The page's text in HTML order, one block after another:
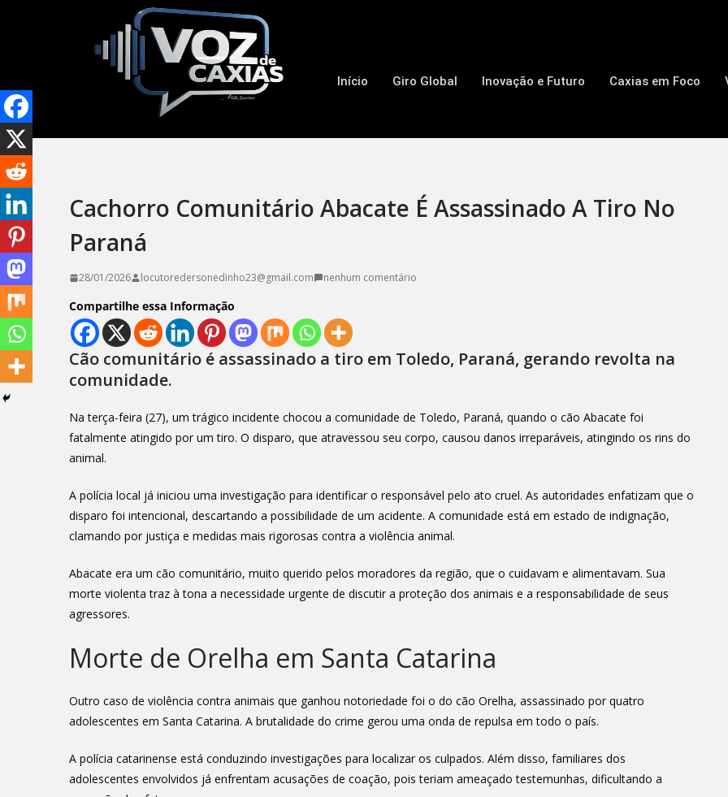
Início Giro Global Inovação e Futuro Caxias em Foco
Cachorro Comunitário Abacate É Assassinado A Tiro No
Paraná
28/01/2026 locutoredersonedinho23@gmail.com nenhum comentário
Compartilhe essa Informação
Cão comunitário é assassinado a tiro em Toledo, Paraná, gerando revolta na
comunidade.
Na terça-feira (27), um trágico incidente chocou a comunidade de Toledo, Paraná, quando o cão Abacate foi
fatalmente atingido por um tiro. O disparo, que atravessou seu corpo, causou danos irreparáveis, atingindo os rins do
animal.
A polícia local já iniciou uma investigação para identificar o responsável pelo ato cruel. As autoridades enfatizam que o
disparo foi intencional, descartando a possibilidade de um acidente. A comunidade está em estado de indignação,
clamando por justiça e medidas mais rigorosas contra a violência animal.
Abacate era um cão comunitário, muito querido pelos moradores da região, que o cuidavam e alimentavam. Sua
morte violenta traz à tona a necessidade urgente de discutir a proteção dos animais e a responsabilidade de seus
agressores.
Morte de Orelha em Santa Catarina
Outro caso de violência contra animais que ganhou notoriedade foi o do cão Orelha, assassinado por quatro
adolescentes em Santa Catarina. A brutalidade do crime gerou uma onda de repulsa em todo o país.
A polícia catarinense está conduzindo investigações para localizar os culpados. Além disso, familiares dos
adolescentes envolvidos já enfrentam acusações de coação, pois teriam ameaçado testemunhas, dificultando a